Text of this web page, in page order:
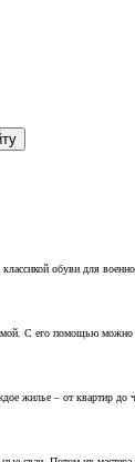
обуви для
С его помощью
жилье – от квартир до